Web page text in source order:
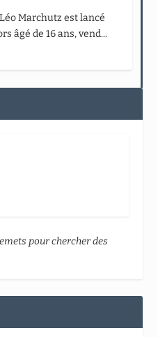
Marchutz est lancé
âgé de 16 ans, vend...
pour chercher des